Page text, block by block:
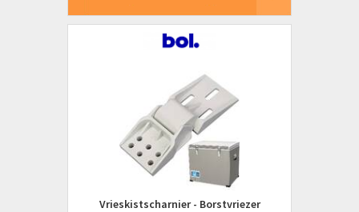
Vrieskistscharnier - Borstvriezer